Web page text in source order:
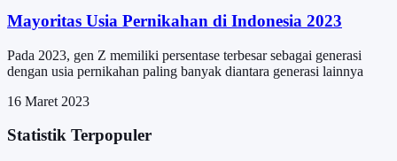
Mayoritas Usia Pernikahan di Indonesia 2023
Pada 2023, gen Z memiliki persentase terbesar sebagai generasi
dengan usia pernikahan paling banyak diantara generasi lainnya
16 Maret 2023
Statistik Terpopuler